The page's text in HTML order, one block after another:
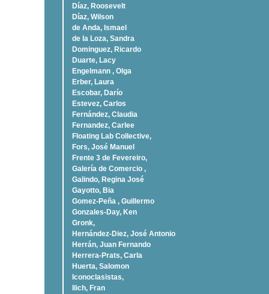
Díaz, Roosevelt
Dí­az, Wilson
de Anda, Ismael
de la Loza, Sandra
Dominguez, Ricardo
Duarte, Lacy
Engelmann , Olga
Erber, Laura
Escobar, Darío
Estevez, Carlos
Fernández, Claudia
Fernandez, Carlee
Floating Lab Collective,
Fors, José Manuel
Frente 3 de Fevereiro,
Galería de Comercio ,
Galindo, Regina José
Gayotto, Bia
Gomez-Peña , Guillermo
Gonzales-Day, Ken
Gronk,
Hernández-Diez, José Antonio
Herrán, Juan Fernando
Herrera-Prats, Carla
Huerta, Salomon
Iconoclasistas,
Ilich, Fran